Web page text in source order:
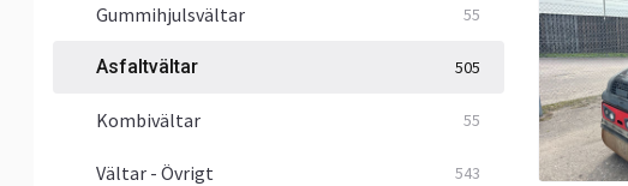
Gummihjulsvältar 55
Asfaltvältar 505
Kombivältar 55
Vältar - Övrigt 543